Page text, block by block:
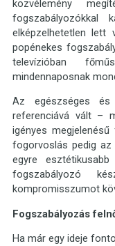
közvélemény
fogszabályozókkal
elképzelhetetlen lett
popénekes
televízióban
mindennaposnak
Az egészséges
referenciává vált –
igényes
fogorvoslás pedig az
egyre
fogszabályozó
kompromisszumot
Fogszabályozás
Ha már egy ideje